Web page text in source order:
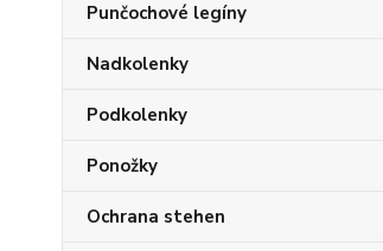
Punčochové legíny
Nadkolenky
Podkolenky
Ponožky
Ochrana stehen